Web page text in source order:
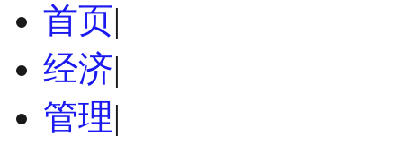
首页|
经济|
管理|